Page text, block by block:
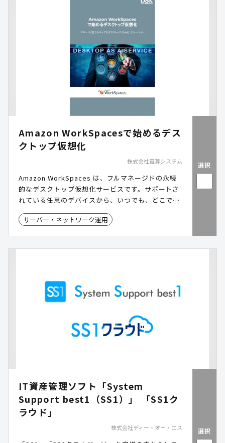
Amazon WorkSpacesで始めるデス
クトップ仮想化
株式会社電算システム
Amazon WorkSpaces は、フルマネージドの永続
的なデスクトップ仮想化サービスです。サポートさ
れている任意のデバイスから、いつでも、どこで
も、必要なデータ、アプリケーション、およびリソ
ースにアクセスできます。
サーバー・ネットワーク運用
選択
IT資産管理ソフト「System
Support best1（SS1）」 「SS1ク
ラウド」
株式会社ディー・オー・エス 選択